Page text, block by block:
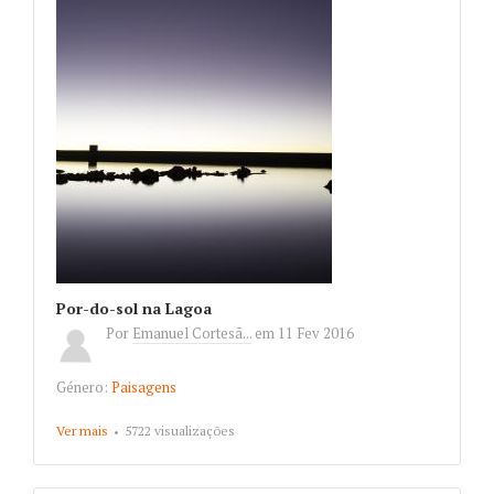
Por-do-sol na Lagoa
Por Emanuel Cortesã... em 11 Fev 2016
Género: Paisagens
Ver mais about Por-do-sol na Lagoa
5722 visualizações